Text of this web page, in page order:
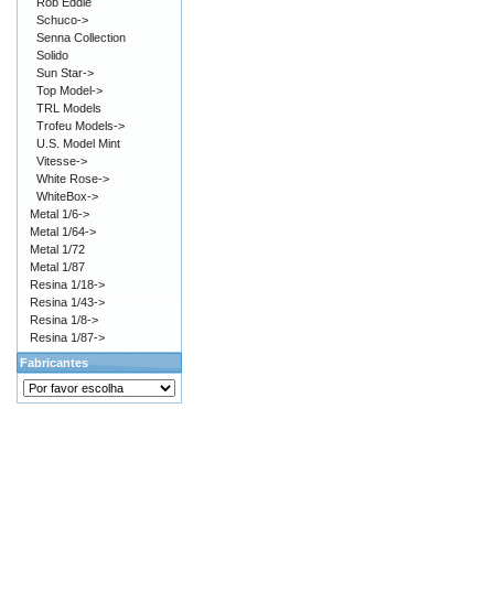
Schuco->
Senna Collection
Solido
Sun Star->
Top Model->
TRL Models
Trofeu Models->
U.S. Model Mint
Vitesse->
White Rose->
WhiteBox->
Metal 1/6->
Metal 1/64->
Metal 1/72
Metal 1/87
Resina 1/18->
Resina 1/43->
Resina 1/8->
Resina 1/87->
Fabricantes